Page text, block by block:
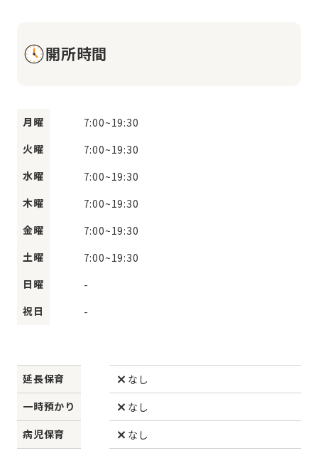
開所時間
月曜 7:00~19:30
火曜
7:00~19:30
水曜
7:00~19:30
木曜
7:00~19:30
金曜
7:00~19:30
土曜
7:00~19:30
日曜
-
祝日
-
延長保育
なし
一時預かり
なし
病児保育
なし